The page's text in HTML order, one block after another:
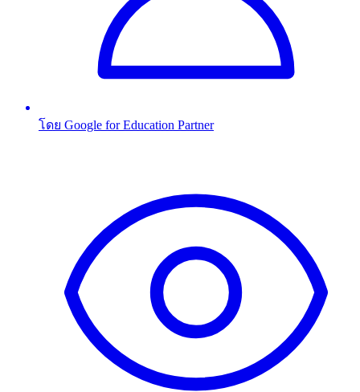
โดย Google for Education Partner